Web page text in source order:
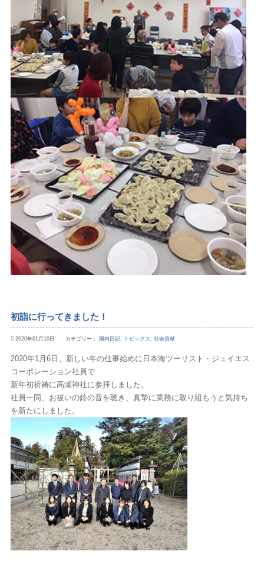
初詣に行ってきました！
2020年01月10日 カテゴリー： 国内日記 トピックス 社会貢献
2020年1月6日、新しい年の仕事始めに日本海ツーリスト・ジェイエス
コーポレーション社員で
新年初祈祷に高瀬神社に参拝しました。
社員一同、お祓いの鈴の音を聴き、真摯に業務に取り組もうと気持ち
を新たにしました。